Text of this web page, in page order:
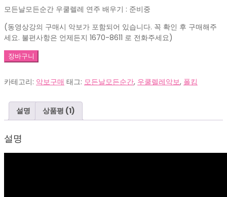
모든날모든순간 우쿨렐레 연주 배우기 : 준비중
(동영상강의 구매시 악보가 포함되어 있습니다. 꼭 확인 후 구매해주
세요. 불편사항은 언제든지 1670-8611 로 전화주세요)
US0037_
모
날
순
_S
수
장바구니
카테고리: 악보구매 태그: 모든날모든순간, 우쿨렐레악보, 폴킴
설명 상품평 (1)
설명